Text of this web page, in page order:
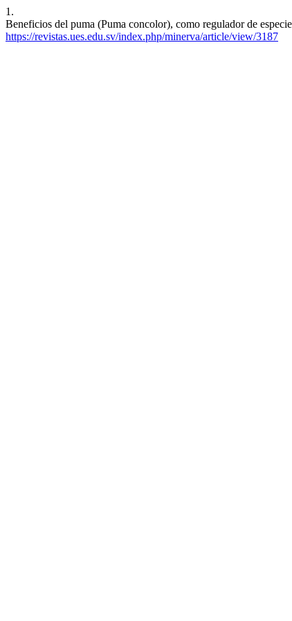
1.
Beneficios del puma (Puma concolor), como regulador de
https://revistas.ues.edu.sv/index.php/minerva/article/view/3187